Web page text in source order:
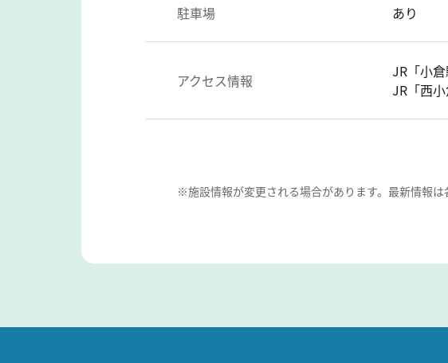
駐車場 あり
アクセス情報
JR「小
JR「西
※施設情報が変更される場合があります。最新情報は